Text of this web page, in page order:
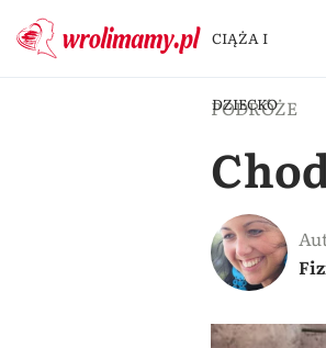
CIĄŻA I
DZIECKO
PODRÓŻE